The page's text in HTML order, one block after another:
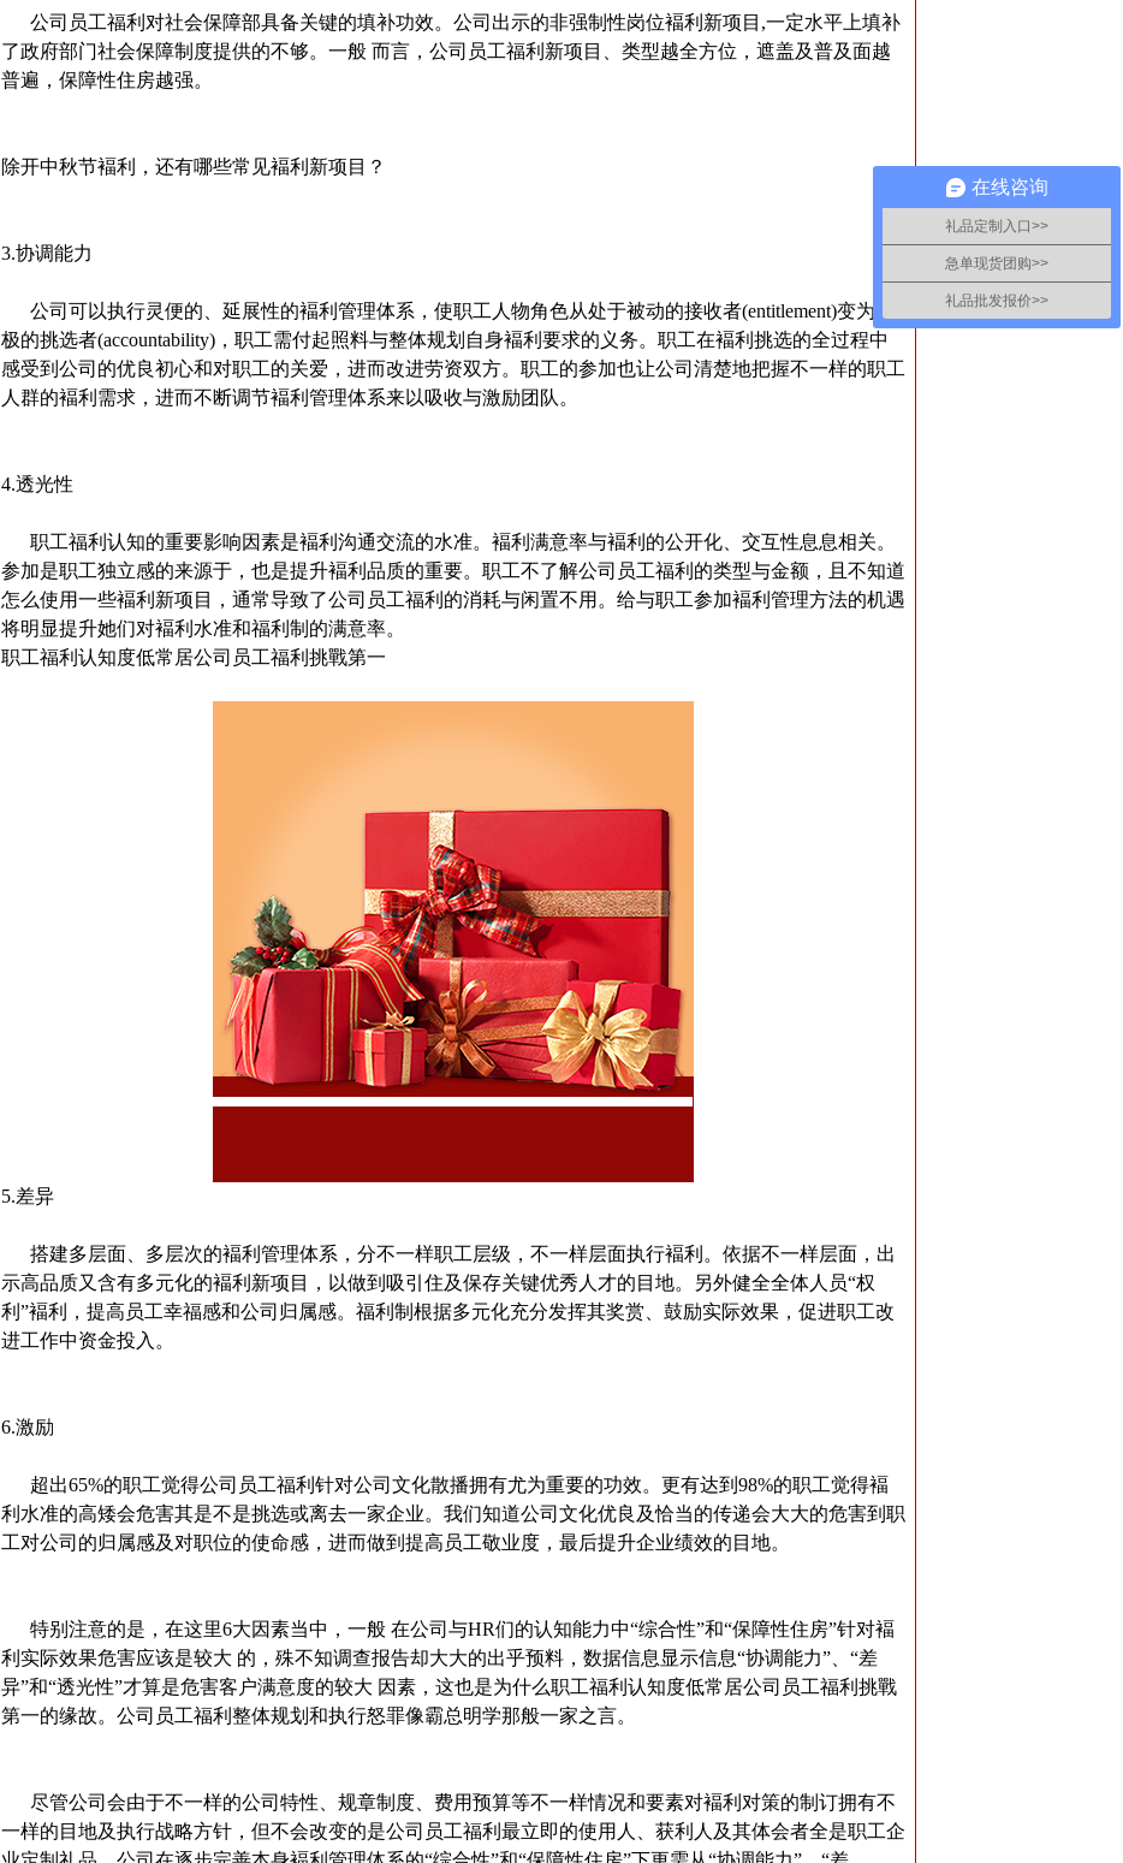
公司员工福利对社会保障部具备关键的填补功效。公司出示的非强制性岗位褔利新项目,一定水平上填补
了政府部门社会保障制度提供的不够。一般 而言，公司员工福利新项目、类型越全方位，遮盖及普及面越
普遍，保障性住房越强。
除开中秋节褔利，还有哪些常见褔利新项目？
3.协调能力
公司可以执行灵便的、延展性的褔利管理体系，使职工人物角色从处于被动的接收者(entitlement)变为积
极的挑选者(accountability)，职工需付起照料与整体规划自身褔利要求的义务。职工在褔利挑选的全过程中
感受到公司的优良初心和对职工的关爱，进而改进劳资双方。职工的参加也让公司清楚地把握不一样的职工
人群的褔利需求，进而不断调节褔利管理体系来以吸收与激励团队。
4.透光性
职工福利认知的重要影响因素是褔利沟通交流的水准。褔利满意率与褔利的公开化、交互性息息相关。
参加是职工独立感的来源于，也是提升褔利品质的重要。职工不了解公司员工福利的类型与金额，且不知道
怎么使用一些褔利新项目，通常导致了公司员工福利的消耗与闲置不用。给与职工参加褔利管理方法的机遇
将明显提升她们对褔利水准和福利制的满意率。
职工福利认知度低常居公司员工福利挑戰第一
5.差异
搭建多层面、多层次的褔利管理体系，分不一样职工层级，不一样层面执行褔利。依据不一样层面，出
示高品质又含有多元化的褔利新项目，以做到吸引住及保存关键优秀人才的目地。另外健全全体人员“权
利”褔利，提高员工幸福感和公司归属感。福利制根据多元化充分发挥其奖赏、鼓励实际效果，促进职工改
进工作中资金投入。
6.激励
超出65%的职工觉得公司员工福利针对公司文化散播拥有尤为重要的功效。更有达到98%的职工觉得褔
利水准的高矮会危害其是不是挑选或离去一家企业。我们知道公司文化优良及恰当的传递会大大的危害到职
工对公司的归属感及对职位的使命感，进而做到提高员工敬业度，最后提升企业绩效的目地。
特别注意的是，在这里6大因素当中，一般 在公司与HR们的认知能力中“综合性”和“保障性住房”针对褔
利实际效果危害应该是较大 的，殊不知调查报告却大大的出乎预料，数据信息显示信息“协调能力”、“差
异”和“透光性”才算是危害客户满意度的较大 因素，这也是为什么职工福利认知度低常居公司员工福利挑戰
第一的缘故。公司员工福利整体规划和执行怒罪像霸总明学那般一家之言。
尽管公司会由于不一样的公司特性、规章制度、费用预算等不一样情况和要素对褔利对策的制订拥有不
一样的目地及执行战略方针，但不会改变的是公司员工福利最立即的使用人、获利人及其体会者全是职工企
在线咨询
礼品定制入口>>
急单现货团购>>
礼品批发报价>>